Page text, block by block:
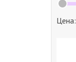
Цена: